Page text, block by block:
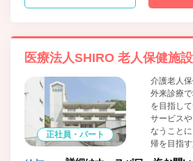
医療法人SHIRO 老人保健施
正社員・パート
介護老人
外来診療
を目指し
サービス
なうこと
帰を目指
にあり、